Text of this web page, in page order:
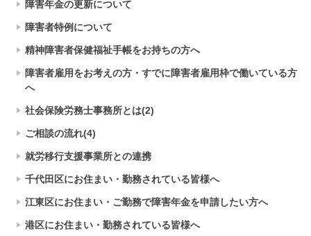
障害年金の更新について
障害者特例について
精神障害者保健福祉手帳をお持ちの方へ
障害者雇用をお考えの方・すでに障害者雇用枠で働いている方
へ
社会保険労務士事務所とは(2)
ご相談の流れ(4)
就労移行支援事業所との連携
千代田区にお住まい・勤務されている皆様へ
江東区にお住まい・ご勤務で障害年金を申請したい方へ
港区にお住まい・勤務されている皆様へ